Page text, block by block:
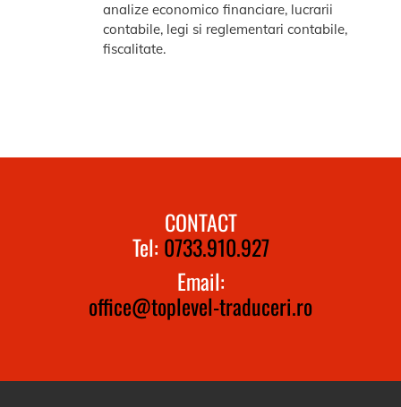
analize economico financiare, lucrarii
contabile, legi si reglementari contabile,
fiscalitate.
CONTACT
Tel: 0733.910.927
Email:
office@toplevel-traduceri.ro